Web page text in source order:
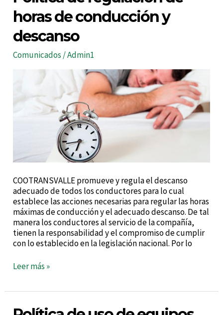
horas de conducción y
descanso
Comunicados /Admin1
COOTRANSVALLE promueve y regula el descanso
adecuado de todos los conductores para lo cual
establece las acciones necesarias para regular las horas
máximas de conducción y el adecuado descanso. De tal
manera los conductores al servicio de la compañía,
tienen la responsabilidad y el compromiso de cumplir
con lo establecido en la legislación nacional. Por lo
de
regulación
de
horas
de
conducción
descanso
Leer más »
Política